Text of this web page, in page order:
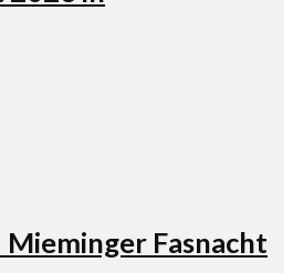
Mieminger Fasnacht